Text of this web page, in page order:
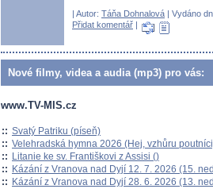
| Autor: Táňa Dohnalová | Vydáno
Přidat komentář |
Nové filmy, videa a audia (mp3) pro vás:
www.TV-MIS.cz
:: Svatý Patriku (píseň)
:: Velehradská hymna 2026 (Hej, vzhůru
:: Litanie ke sv. Františkovi z Assisi ()
:: Kázání z Vranova nad Dyjí 12. 7. 2026 (15.
:: Kázání z Vranova nad Dyjí 28. 6. 2026 (13.